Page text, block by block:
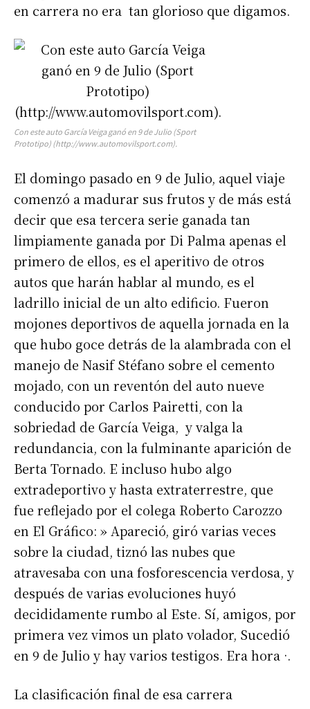
Suscribirme gratis
en carrera no era tan glorioso que digamos.
Con este auto García Veiga ganó en 9 de Julio (Sport
Prototipo) (http://www.automovilsport.com).
El domingo pasado en 9 de Julio, aquel viaje
comenzó a madurar sus frutos y de más está
decir que esa tercera serie ganada tan
limpiamente ganada por Di Palma apenas el
primero de ellos, es el aperitivo de otros
autos que harán hablar al mundo, es el
ladrillo inicial de un alto edificio. Fueron
mojones deportivos de aquella jornada en la
que hubo goce detrás de la alambrada con el
manejo de Nasif Stéfano sobre el cemento
mojado, con un reventón del auto nueve
conducido por Carlos Pairetti, con la
sobriedad de García Veiga, y valga la
redundancia, con la fulminante aparición de
Berta Tornado. E incluso hubo algo
extradeportivo y hasta extraterrestre, que
fue reflejado por el colega Roberto Carozzo
en El Gráfico: » Apareció, giró varias veces
sobre la ciudad, tiznó las nubes que
atravesaba con una fosforescencia verdosa, y
después de varias evoluciones huyó
decididamente rumbo al Este. Sí, amigos, por
primera vez vimos un plato volador, Sucedió
en 9 de Julio y hay varios testigos. Era hora ·.
La clasificación final de esa carrera